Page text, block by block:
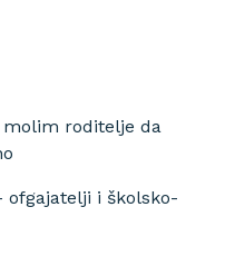
roditelje da
ofgajatelji i školsko-